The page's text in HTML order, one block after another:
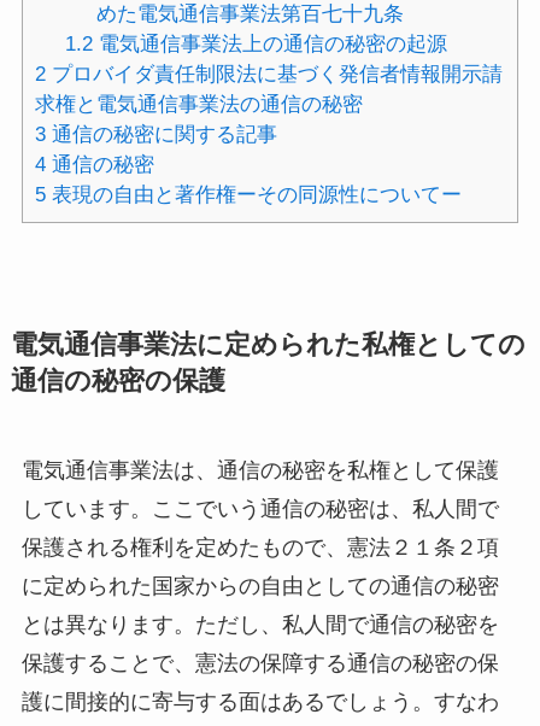
めた電気通信事業法第百七十九条
1.2 電気通信事業法上の通信の秘密の起源
2プロバイダ責任制限法に基づく発信者情報開示請
求権と電気通信事業法の通信の秘密
3通信の秘密に関する記事
4通信の秘密
5表現の自由と著作権ーその同源性についてー
電気通信事業法に定められた私権としての
通信の秘密の保護
電気通信事業法は、通信の秘密を私権として保護
しています。ここでいう通信の秘密は、私人間で
保護される権利を定めたもので、憲法２１条２項
に定められた国家からの自由としての通信の秘密
とは異なります。ただし、私人間で通信の秘密を
保護することで、憲法の保障する通信の秘密の保
護に間接的に寄与する面はあるでしょう。すなわ